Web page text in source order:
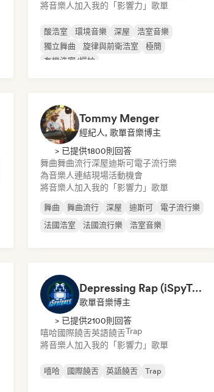
將音樂人加入我的「影響力」歌單
酸浩室 環境音樂 深屋
浩室音樂
獨立舞曲
旋律與前衛浩室
極簡
有機浩室/慢拍
Tommy Menger
經紀人, 歌單音樂博主
> 已提供1800則回答
舞曲舞曲流行深屋迪斯可電子流行樂
為音樂人連結現場活動機會
將音樂人加入我的「影響力」歌單
舞曲 舞曲流行 深屋 迪斯可
電子流行樂
法國浩室
法國流行樂 浩室音樂
Depressing Rap (iSpyTunes)
歌單音樂博主
> 已提供2100則回答
嘻哈國際饒舌英語饒舌Trap
將音樂人加入我的「影響力」歌單
嘻哈 國際饒舌 英語饒舌 Trap